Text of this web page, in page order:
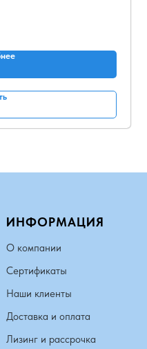
ИНФОРМАЦИЯ
О компании
Сертификаты
Наши клиенты
Доставка и оплата
Лизинг и рассрочка